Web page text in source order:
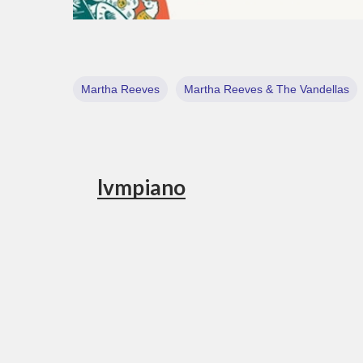
Martha Reeves Martha Reeves & The Vandellas
lvmpiano